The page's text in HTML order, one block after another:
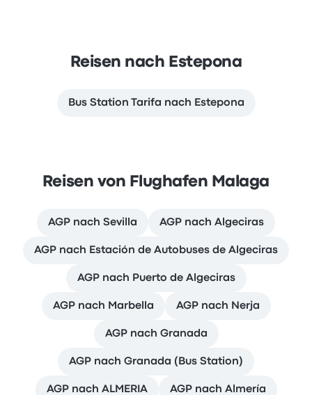
Reisen nach Estepona
Bus Station Tarifa nach Estepona
Reisen von Flughafen Malaga
AGP nach Sevilla AGP nach Algeciras
AGP nach Estación de Autobuses de Algeciras
AGP nach Puerto de Algeciras
AGP nach Marbella AGP nach Nerja
AGP nach Granada
AGP nach Granada (Bus Station)
AGP nach ALMERIA AGP nach Almería